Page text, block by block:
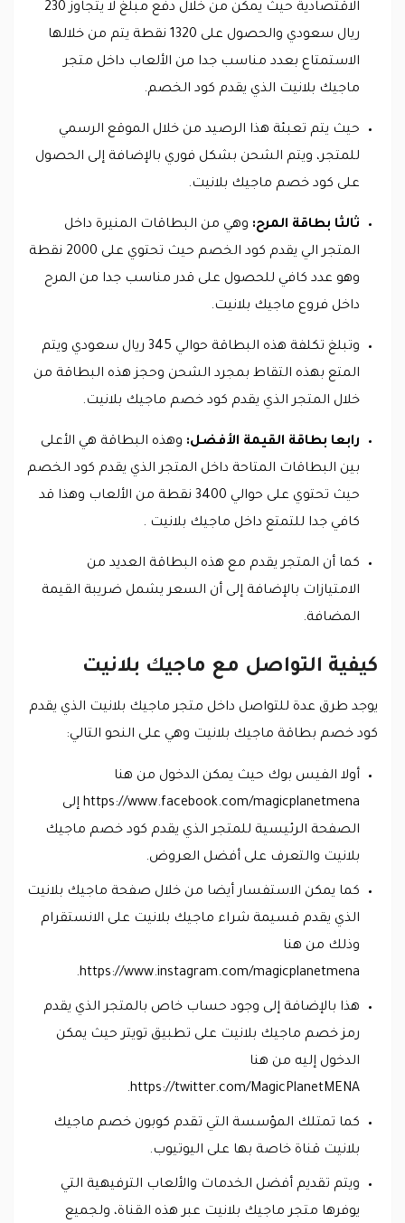
الاقتصادية حيث يمكن من خلال دفع مبلغ لا يتجاوز 230
ريال سعودي والحصول على 1320 نقطة يتم من خلالها
الاستمتاع بعدد مناسب جدا من الألعاب داخل متجر
ماجيك بلانيت الذي يقدم كود الخصم.
حيث يتم تعبئة هذا الرصيد من خلال الموقع الرسمي
للمتجر، ويتم الشحن بشكل فوري بالإضافة إلى الحصول
على كود خصم ماجيك بلانيت.
ثالثا بطاقة المرح: وهي من البطاقات المنيرة داخل
المتجر الي يقدم كود الخصم حيث تحتوي على 2000 نقطة
وهو عدد كافي للحصول على قدر مناسب جدا من المرح
داخل فروع ماجيك بلانيت.
وتبلغ تكلفة هذه البطاقة حوالي 345 ريال سعودي ويتم
المتع بهذه التقاط بمجرد الشحن وحجز هذه البطاقة من
خلال المتجر الذي يقدم كود خصم ماجيك بلانيت.
رابعا بطاقة القيمة الأفضل: وهذه البطاقة هي الأعلى
بين البطاقات المتاحة داخل المتجر الذي يقدم كود الخصم
حيث تحتوي على حوالي 3400 نقطة من الألعاب وهذا قد
كافي جدا للتمتع داخل ماجيك بلانيت .
كما أن المتجر يقدم مع هذه البطاقة العديد من
الامتيازات بالإضافة إلى أن السعر يشمل ضريبة القيمة
المضافة.
كيفية التواصل مع ماجيك بلانيت
يوجد طرق عدة للتواصل داخل متجر ماجيك بلانيت الذي يقدم
كود خصم بطاقة ماجيك بلانيت وهي على النحو التالي:
أولا الفيس بوك حيث يمكن الدخول من هنا
https://www.facebook.com/magicplanetmena إلى
الصفحة الرئيسية للمتجر الذي يقدم كود خصم ماجيك
بلانيت والتعرف على أفضل العروض.
كما يمكن الاستفسار أيضا من خلال صفحة ماجيك بلانيت
الذي يقدم قسيمة شراء ماجيك بلانيت على الانستقرام
وذلك من هنا
https://www.instagram.com/magicplanetmena.
هذا بالإضافة إلى وجود حساب خاص بالمتجر الذي يقدم
رمز خصم ماجيك بلانيت على تطبيق تويتر حيث يمكن
الدخول إليه من هنا
https://twitter.com/MagicPlanetMENA.
كما تمتلك المؤسسة التي تقدم كوبون خصم ماجيك
بلانيت قناة خاصة بها على اليوتيوب.
ويتم تقديم أفضل الخدمات والألعاب الترفيهية التي
يوفرها متجر ماجيك بلانيت عبر هذه القناة، ولجميع